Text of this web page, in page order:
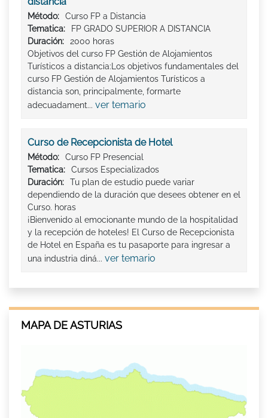
Método:
Curso FP a Distancia
Tematica:
FP GRADO SUPERIOR A DISTANCIA
Duración:
2000 horas
Objetivos del curso FP Gestión de Alojamientos
Turísticos a distancia:Los objetivos fundamentales del
curso FP Gestión de Alojamientos Turísticos a
distancia son, principalmente, formarte
adecuadament... ver temario
Curso de Recepcionista de Hotel
Método:
Curso FP Presencial
Tematica:
Cursos Especializados
Duración:
Tu plan de estudio puede variar
dependiendo de la duración que desees obtener en el
Curso. horas
¡Bienvenido al emocionante mundo de la hospitalidad
y la recepción de hoteles! El Curso de Recepcionista
de Hotel en España es tu pasaporte para ingresar a
una industria diná... ver temario
MAPA DE ASTURIAS